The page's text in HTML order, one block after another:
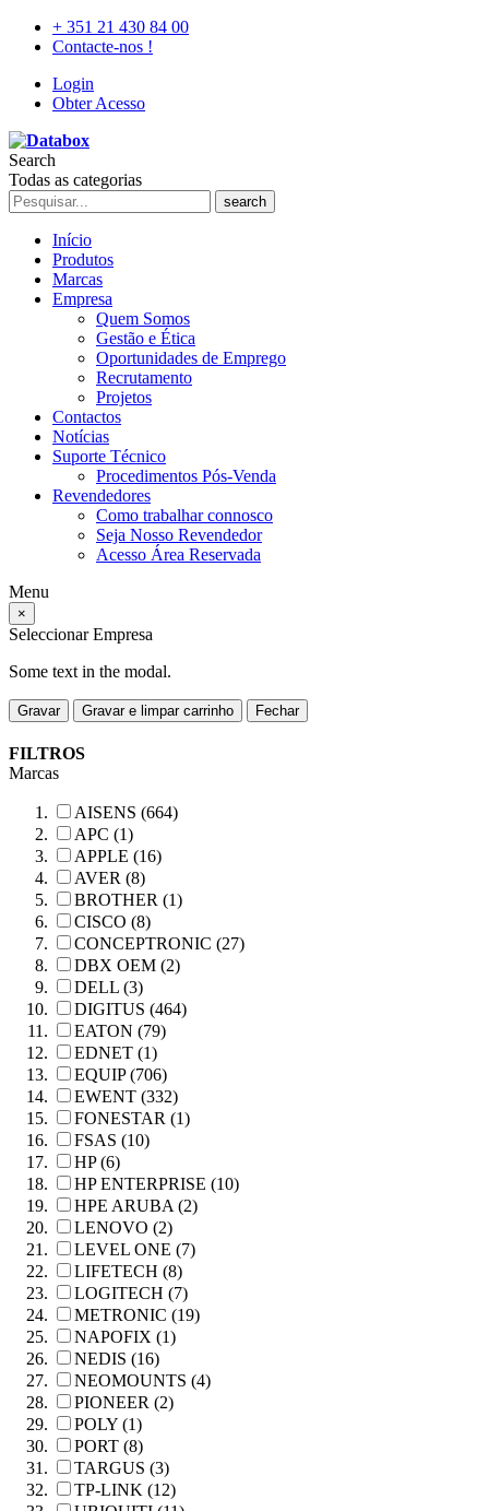
+ 351 21 430 84 00
Contacte-nos !
Login
Obter Acesso
Search
Todas as categorias
search
Início
Produtos
Marcas
Empresa
Quem Somos
Gestão e Ética
Oportunidades de Emprego
Recrutamento
Projetos
Contactos
Notícias
Suporte Técnico
Procedimentos Pós-Venda
Revendedores
Como trabalhar connosco
Seja Nosso Revendedor
Acesso Área Reservada
Menu
×
Seleccionar Empresa
Some text in the modal.
Gravar Gravar e limpar carrinho Fechar
FILTROS
Marcas
AISENS (664)
APC (1)
APPLE (16)
AVER (8)
BROTHER (1)
CISCO (8)
CONCEPTRONIC (27)
DBX OEM (2)
DELL (3)
DIGITUS (464)
EATON (79)
EDNET (1)
EQUIP (706)
EWENT (332)
FONESTAR (1)
FSAS (10)
HP (6)
HP ENTERPRISE (10)
HPE ARUBA (2)
LENOVO (2)
LEVEL ONE (7)
LIFETECH (8)
LOGITECH (7)
METRONIC (19)
NAPOFIX (1)
NEDIS (16)
NEOMOUNTS (4)
PIONEER (2)
POLY (1)
PORT (8)
TARGUS (3)
TP-LINK (12)